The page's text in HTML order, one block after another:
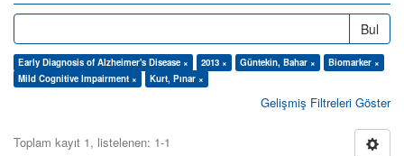
Bul
Early Diagnosis of Alzheimer's Disease × 2013 × Güntekin, Bahar ×
Biomarker ×
Mild Cognitive Impairment ×
Kurt, Pınar ×
Gelişmiş Filtreleri Göster
Toplam kayıt 1, listelenen: 1-1